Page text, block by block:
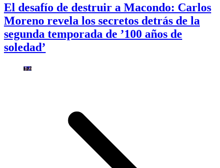
El desafío de destruir a Macondo: Carlos
Moreno revela los secretos detrás de la
segunda temporada de ’100 años de
soledad’